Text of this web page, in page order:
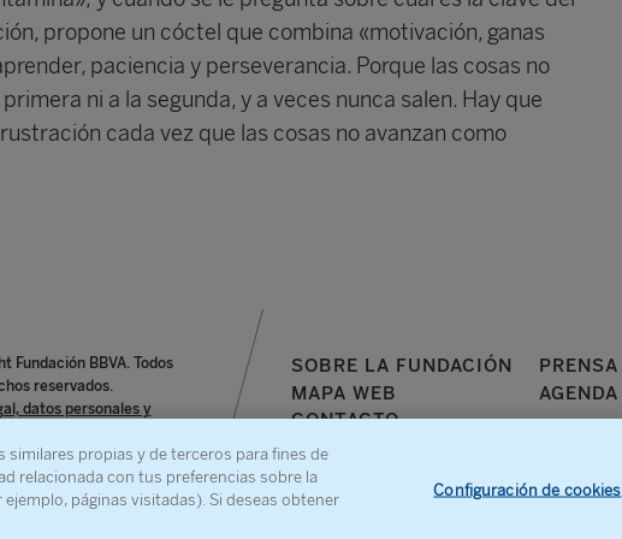
propone un cóctel que combina «motivación, ganas
paciencia y perseverancia. Porque las cosas no
ni a la segunda, y a veces nunca salen. Hay que
cada vez que las cosas no avanzan como
Fundación BBVA. Todos
reservados.
datos personales y
denuncia
SOBRE LA FUNDACIÓN
PRENSA
MAPA WEB
AGENDA
CONTACTO
similares propias y de terceros para fines de
relacionada con tus preferencias sobre la
páginas visitadas). Si deseas obtener
Configuración de cookies